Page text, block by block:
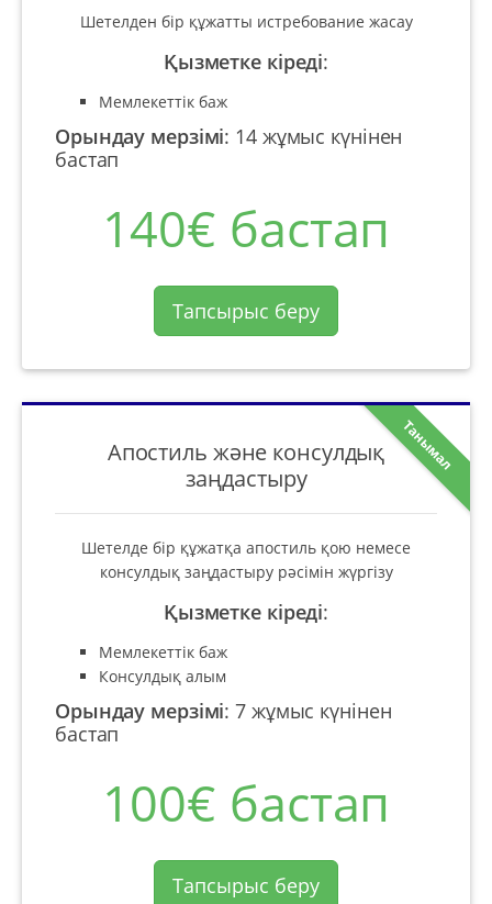
Шетелден бір құжатты истребование жасау
Қызметке кіреді:
Мемлекеттік баж
Орындау мерзімі: 14 жұмыс күнінен
бастап
140€ бастап
Тапсырыс беру
Танымал
Апостиль және консулдық
заңдастыру
Шетелде бір құжатқа апостиль қою немесе
консулдық заңдастыру рәсімін жүргізу
Қызметке кіреді:
Мемлекеттік баж
Консулдық алым
Орындау мерзімі:7 жұмыс күнінен
бастап
100€ бастап
Тапсырыс беру